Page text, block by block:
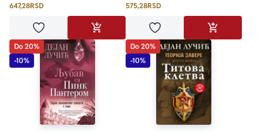
647,28RSD
Dodaj u omiljeneDODAJ U KORPU
575,28RSD
Dodaj u omiljeneDODAJ U
Do 20%
-10%
Do 20%
-10%